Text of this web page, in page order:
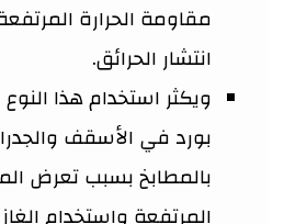
مقاومة الحرارة
انتشار الحرائق.
ويكثر استخدام هذا
بورد في الأسقف
بالمطابخ بسبب تعرض